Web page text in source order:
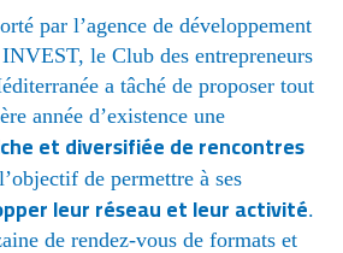
par l’agence de développement
le Club des entrepreneurs
a tâché de proposer tout
année d’existence une
et diversifiée de rencontres
de permettre à ses
leur réseau et leur activité.
de rendez-vous de formats et